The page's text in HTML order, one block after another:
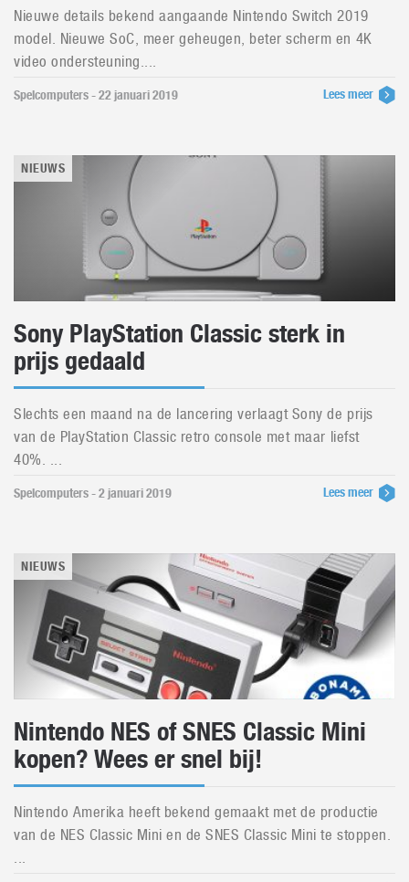
Nieuwe details bekend aangaande Nintendo Switch 2019
model. Nieuwe SoC, meer geheugen, beter scherm en 4K
video ondersteuning....
Spelcomputers - 22 januari 2019 Lees meer
NIEUWS
Sony PlayStation Classic sterk in
prijs gedaald
Slechts een maand na de lancering verlaagt Sony de prijs
van de PlayStation Classic retro console met maar liefst
40%. ...
Spelcomputers - 2 januari 2019 Lees meer
NIEUWS
Nintendo NES of SNES Classic Mini
kopen? Wees er snel bij!
Nintendo Amerika heeft bekend gemaakt met de productie
van de NES Classic Mini en de SNES Classic Mini te stoppen.
...